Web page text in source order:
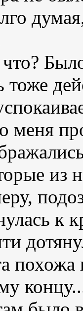
тоже
из
к
похожа